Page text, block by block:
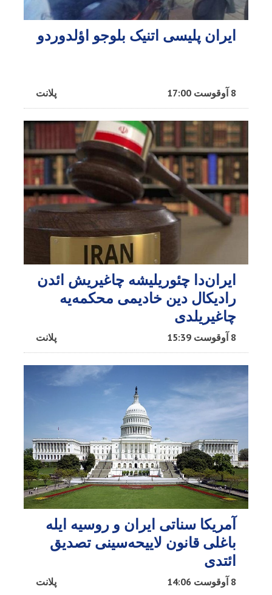
ایران پلیسی اتنیک بلوجو اؤلدوردو
پلانت 8 آوقوست 17:00
ایران‌دا چئوریلیشه چاغیریش ائد‌ن
رادیکال دین خادیمی محکمه‌یه
چاغیریلدی
پلانت 8 آوقوست 15:39
آمریکا سناتی ایران و روسیه ایله
باغلی قانون لاییحه‌سینی تصدیق
ائتدی
پلانت 8 آوقوست 14:06